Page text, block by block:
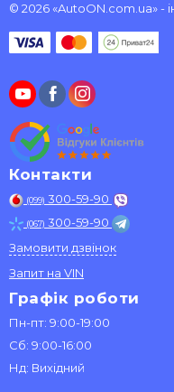
© 2026 «AutoON.com.ua» -
Контакти
(099) 300-59-90
(067) 300-59-90
Замовити дзвінок
Запит на VIN
Графік роботи
Пн-пт: 9:00-19:00
Сб: 9:00-16:00
Нд: Вихідний